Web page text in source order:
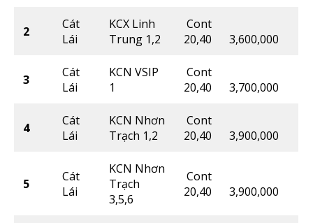
2
Cát
Lái
KCX Linh
Trung 1,2
Cont
20,40
3,600,000
3
Cát
Lái
KCN VSIP
1
Cont
20,40
3,700,000
4
Cát
Lái
KCN Nhơn
Trạch 1,2
Cont
20,40
3,900,000
5
Cát
Lái
KCN Nhơn
Trạch
3,5,6
Cont
20,40
3,900,000